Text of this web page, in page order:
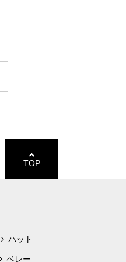
TOP
ハット
ベレー